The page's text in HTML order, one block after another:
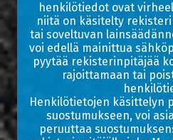
henkilötiedot ovat
niitä on käsitelty
tai soveltuvan
voi edellä mainittua
pyytää rekisterinpitäjää
rajoittamaan tai
Henkilötietojen käsittelyn
suostumukseen, voi
peruuttaa